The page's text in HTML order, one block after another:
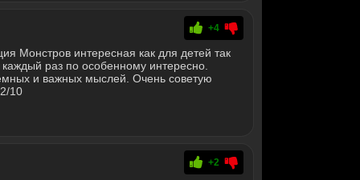
+4
Монстров интересная как для детей так
раз по особенному интересно.
и важных мыслей. Очень советую
10
+2